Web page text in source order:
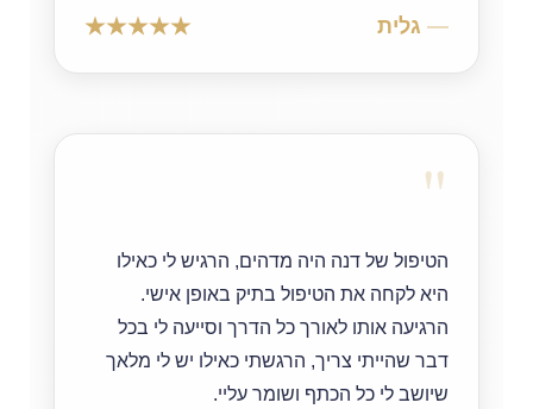
גלית
"
הטיפול של דנה היה מדהים, הרגיש לי כאילו
היא לקחה את הטיפול בתיק באופן אישי.
הרגיעה אותו לאורך כל הדרך וסייעה לי בכל
דבר שהייתי צריך, הרגשתי כאילו יש לי מלאך
שיושב לי כל הכתף ושומר עליי.